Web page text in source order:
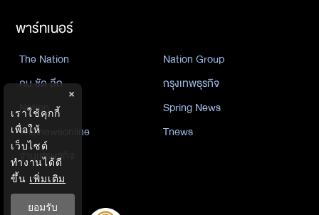
พาร์ทเนอร์
The Nation
Nation Group
คม ชัด ลึก
กรุงเทพธุรกิจ
Nation
Spring News
Thainewsonline
Tnews
ฐานเศรษฐกิจ
×
เราใช้คุกกี้
เพื่อให้
เว็บไซต์
ทำงานได้ดี
ขึ้น เพิ่มเติม
ยอมรับ